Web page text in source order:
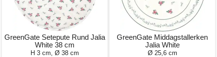
GreenGate Setepute Rund Jalia
White 38 cm
H 3 cm, Ø 38 cm
GreenGate Middagstallerken
Jalia White
Ø 25,6 cm